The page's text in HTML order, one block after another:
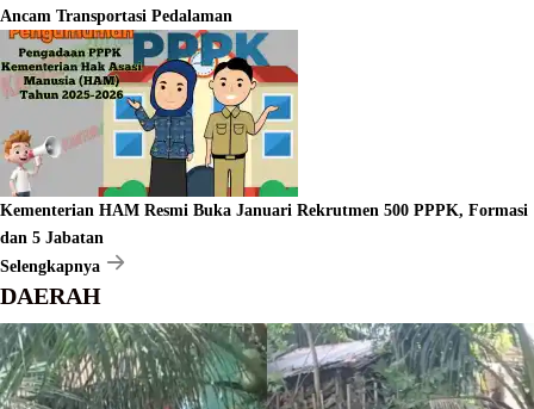
Ancam Transportasi Pedalaman
Kementerian HAM Resmi Buka Januari Rekrutmen 500 PPPK, Formasi
dan 5 Jabatan
Selengkapnya
DAERAH